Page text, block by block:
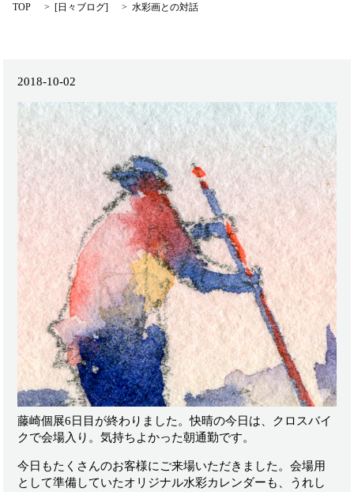
TOP [日々ブログ] 水彩画との対話
2018-10-02
藤崎個展6日目が終わりました。快晴の今日は、クロスバイ
クで会場入り。気持ちよかった朝通勤です。
今日もたくさんのお客様にご来場いただきました。会場用
として準備していたオリジナル水彩カレンダーも、うれし